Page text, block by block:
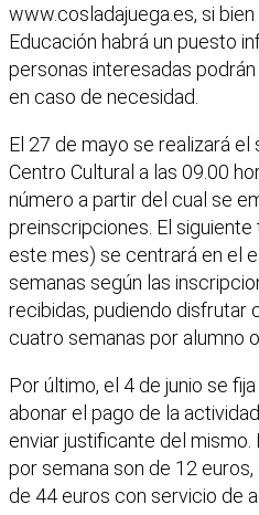
www.cosladajuega.es, si
Educación habrá un puesto
personas interesadas
en caso de necesidad.
El 27 de mayo se realizará
Centro Cultural a las 09.00
número a partir del cual se
preinscripciones. El
este mes) se centrará en el
semanas según las
recibidas, pudiendo disfrutar
cuatro semanas por alumno
Por último, el 4 de junio se
abonar el pago de la
enviar justificante del
por semana son de 12
de 44 euros con servicio de